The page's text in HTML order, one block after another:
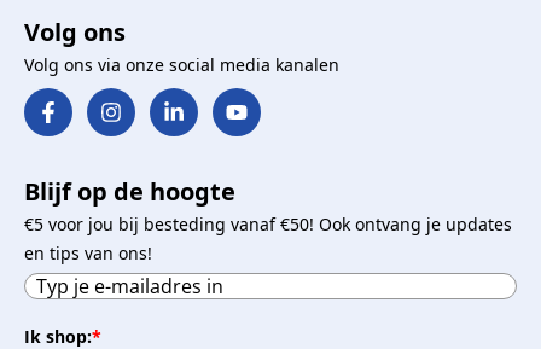
Volg ons
Volg ons via onze social media kanalen
Blijf op de hoogte
€5 voor jou bij besteding vanaf €50! Ook ontvang je updates
en tips van ons!
Ik shop:*